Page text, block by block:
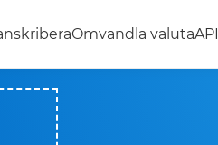
Omvandla valutaAPI